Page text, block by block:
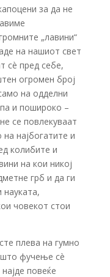
за да не
„лавини“
на нашиот свет
сè пред себе,
огромен број
на одделни
и пошироко –
се повлекуваат
најбогатите и
колибите и
на кои никој
грб и да ги
науката,
човекот стои
плева на гумно
фучење сè
повеќе